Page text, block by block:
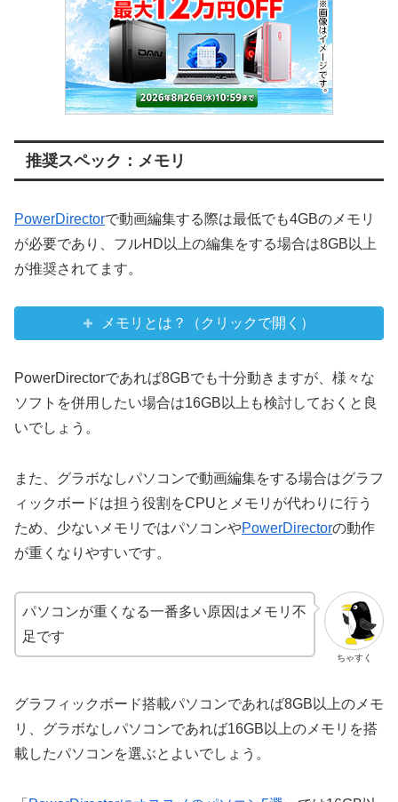
推奨スペック：メモリ
PowerDirectorで動画編集する際は最低でも4GBのメモリ
が必要であり、フルHD以上の編集をする場合は8GB以上
が推奨されてます。
メモリとは？（クリックで開く）
PowerDirectorであれば8GBでも十分動きますが、様々な
ソフトを併用したい場合は16GB以上も検討しておくと良
いでしょう。
また、グラボなしパソコンで動画編集をする場合はグラフ
ィックボードは担う役割をCPUとメモリが代わりに行う
ため、少ないメモリではパソコンやPowerDirectorの動作
が重くなりやすいです。
ちゃすく
パソコンが重くなる一番多い原因はメモリ不
足です
グラフィックボード搭載パソコンであれば8GB以上のメモ
リ、グラボなしパソコンであれば16GB以上のメモリを搭
載したパソコンを選ぶとよいでしょう。